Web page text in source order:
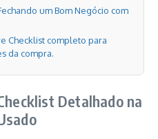
um Bom Negócio com
Checklist completo para
da compra.
Detalhado na